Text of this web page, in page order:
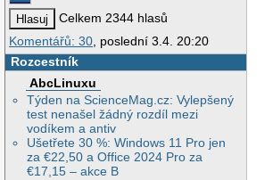
Celkem 2344 hlasů
Komentářů: 30 , poslední 3.4. 20:20
Rozcestník
AbcLinuxu
Týden na ScienceMag.cz: Vylepšený
test nenašel žádný rozdíl mezi
vodíkem a antiv
Ušetřete 30 %: Windows 11 Pro jen
za €22,50 a Office 2024 Pro za
€17,15 – akce B